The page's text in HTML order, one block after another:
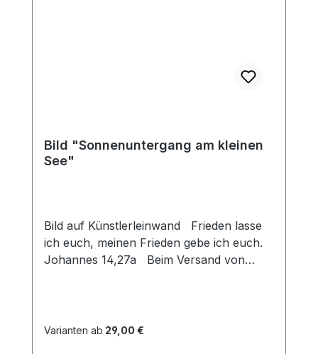
Bild "Sonnenuntergang am kleinen
See"
Bild auf Künstlerleinwand Frieden lasse
ich euch, meinen Frieden gebe ich euch.
Johannes 14,27a Beim Versand von
Sperrgut in Höhe von 28,99€ berechnet.
Varianten ab 29,00 €